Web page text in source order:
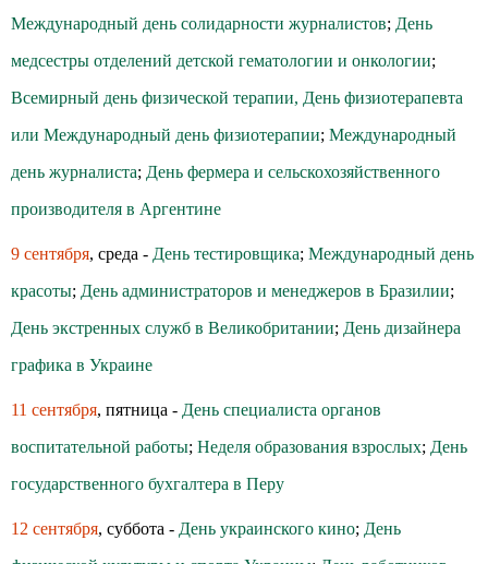
Международный день солидарности журналистов; День
медсестры отделений детской гематологии и онкологии;
Всемирный день физической терапии, День физиотерапевта
или Международный день физиотерапии; Международный
день журналиста; День фермера и сельскохозяйственного
производителя в Аргентине
9 сентября, среда - День тестировщика; Международный день
красоты; День администраторов и менеджеров в Бразилии;
День экстренных служб в Великобритании; День дизайнера
графика в Украине
11 сентября, пятница - День специалиста органов
воспитательной работы; Неделя образования взрослых; День
государственного бухгалтера в Перу
12 сентября, суббота - День украинского кино; День